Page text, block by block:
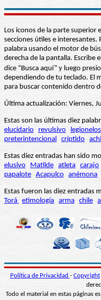
Los iconos de la parte superior
secciones útiles e
palabra usando el motor de
derecha de la pantalla. Escribe
dice “Busca aquí” y luego
dependiendo de tu teclado. El
para buscar contenido dentro
Última actualización: Viernes,
Estas son las últimas diez
elucidario
revulsivo
preterintencional
críptido
Estas diez entradas han sido
elusivo
Matilde atleta carajo
papalote Acapulco anémona
Estas fueron las diez entradas
Torá etimología arma chile
Política de Privacidad - Copyright
Todo el material en estas páginas